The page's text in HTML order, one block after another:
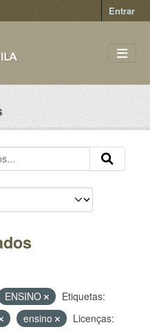
Entrar
ENSINO
Etiquetas:
ensino
Licenças: